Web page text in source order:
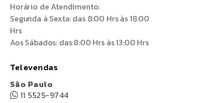
Horário de Atendimento:
Segunda à Sexta: das 8:00 Hrs às 18:00
Hrs
Aos Sábados: das 8:00 Hrs às 13:00 Hrs
Televendas
São Paulo
11 5525-9744